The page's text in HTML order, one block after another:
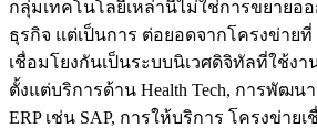
กลุ่มเทคโนโลยีเหล่านี้ไม่ใช่การขยายอ
ธุรกิจ แต่เป็นการ ต่อยอดจากโครงข่ายที่
เชื่อมโยงกันเป็นระบบนิเวศดิจิทัลที่ใช้ง
ตั้งแต่บริการด้าน Health Tech, การพัฒ
ERP เช่น SAP, การให้บริการ โครงข่าย